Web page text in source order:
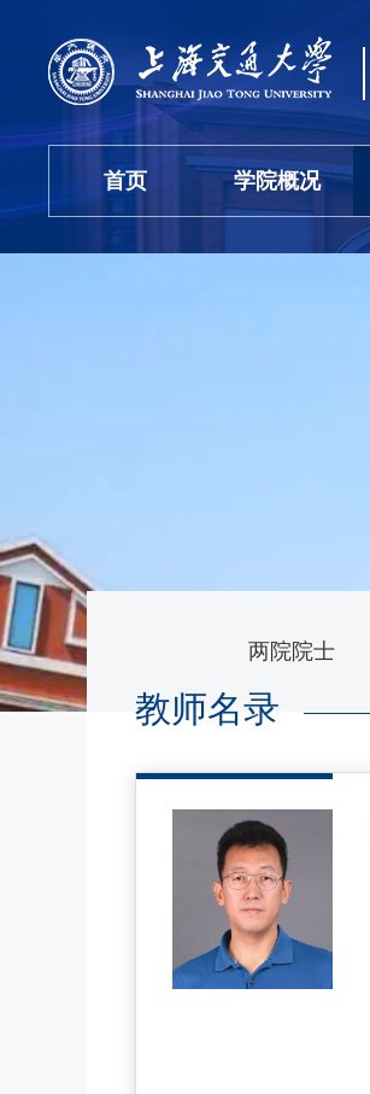
首页 学院概况
两院院士
教师名录